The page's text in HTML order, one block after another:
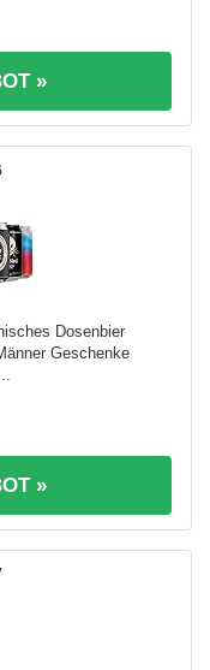
»
Dosenbier
Geschenke
»